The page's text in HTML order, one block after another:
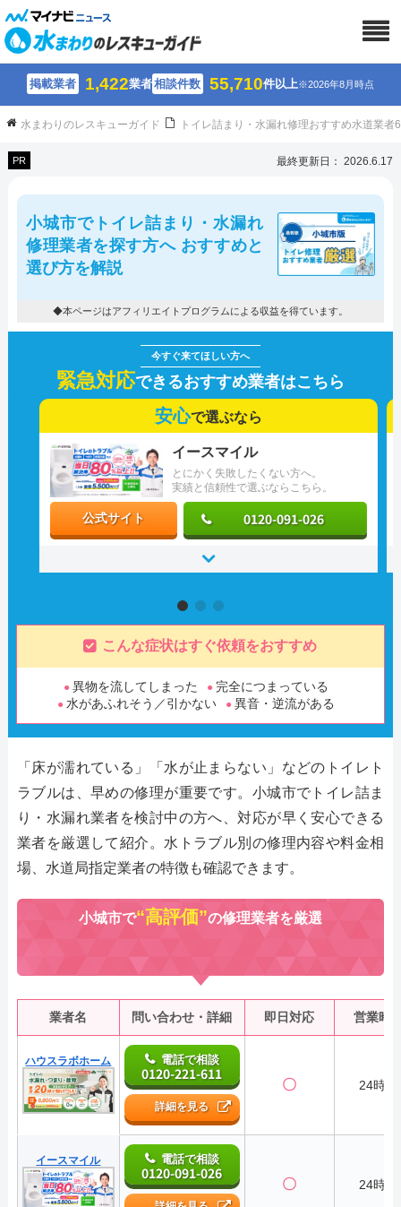
掲載業者 1,422業者相談件数 55,710件以上※2026年8月時点
水まわりのレスキューガイド トイレ詰まり・水漏れ修理おすすめ水道業
PR 最終更新日： 2026.6.17
小城市でトイレ詰まり・水漏れ
修理業者を探す方へ おすすめと
選び方を解説
◆本ページはアフィリエイトプログラムによる収益を得ています。
緊急対応できるおすすめ業者はこちら
安心で選ぶなら
とにかく失敗したくない方へ。
実績と信頼性で選ぶならこちら。
イースマイル
公式サイト 0120-091-026
こんな症状はすぐ依頼をおすすめ
異物を流してしまった
完全につまっている
水があふれそう／引かない
異音・逆流がある
「床が濡れている」「水が止まらない」などのトイレト
ラブルは、早めの修理が重要です。小城市でトイレ詰ま
り・水漏れ業者を検討中の方へ、対応が早く安心できる
業者を厳選して紹介。水トラブル別の修理内容や料金相
場、水道局指定業者の特徴も確認できます。
小城市で“高評価”の修理業者を厳選
業者名 問い合わせ・詳細 即日対応 営業時
ハウスラボホーム 電話で相談
0120-221-611
詳細を見る
〇 24時間
イースマイル 電話で相談
0120-091-026
〇 24時間